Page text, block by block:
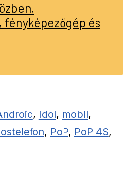
fényképezőgép és
, Idol, mobil,
, PoP, PoP 4S,